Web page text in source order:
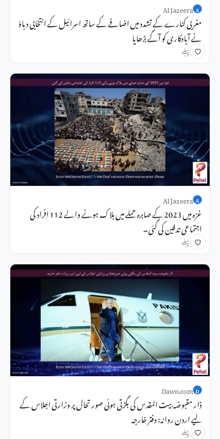
A
Al Jazeera
مغربی کنارے کے تشدد میں اضافے کے ساتھ اسرائیل کے انتخابی دباؤ
نے آبادکاری کو آگے بڑھایا
3 دن پہلے
A
Al Jazeera
غزہ میں 2023 کے صابرہ حملے میں ہلاک ہونے والے 112 افراد کی
اجتماعی تدفین کی گئی۔
3 دن پہلے
D
Dawn.com
ڈار مقبوضہ بیت المقدس کی بگڑتی ہوئی صورتحال پر وزارتی اجلاس کے
لیے اردن روانہ: دفتر خارجہ
3 دن پہلے